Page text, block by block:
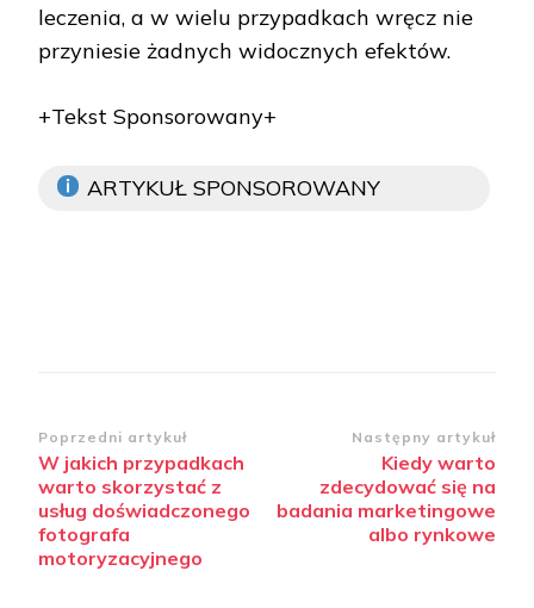
leczenia, a w wielu przypadkach wręcz nie
przyniesie żadnych widocznych efektów.
+Tekst Sponsorowany+
ARTYKUŁ SPONSOROWANY
Zobacz
wpisy
Poprzedni artykuł
W jakich przypadkach
warto skorzystać z
usług doświadczonego
fotografa
motoryzacyjnego
Następny artykuł
Kiedy warto
zdecydować się na
badania marketingowe
albo rynkowe